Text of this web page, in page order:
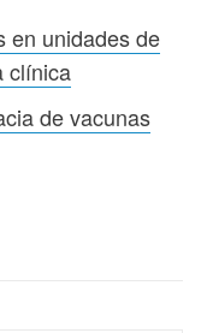
en unidades de
clínica
de vacunas